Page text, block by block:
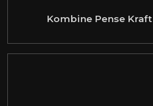
Kombine Pense